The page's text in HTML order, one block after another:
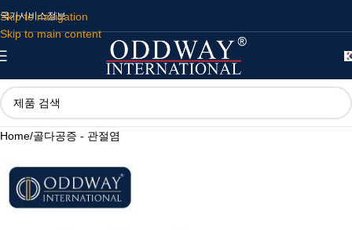
Skip to navigation
Skip to main content
국가서비스정보
Home/골다공증 - 관절염